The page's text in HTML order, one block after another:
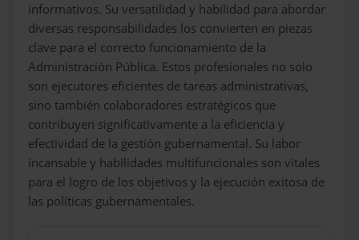
informativos. Su versatilidad y habilidad para abordar
diversas responsabilidades los convierten en piezas
clave para el correcto funcionamiento de la
Administración Pública. Estos profesionales no solo
son ejecutores eficientes de tareas administrativas,
sino también colaboradores estratégicos que
contribuyen significativamente a la eficiencia y
efectividad de la gestión gubernamental. Su labor
incansable y habilidades multifuncionales son vitales
para el logro de los objetivos y la ejecución exitosa de
las políticas gubernamentales.